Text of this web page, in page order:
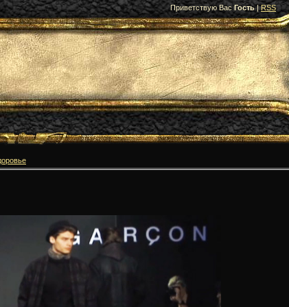
Приветствую Вас Гость|RSS